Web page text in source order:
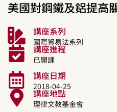
美國對鋼鐵及鋁提高
講座系列
國際貿易法系列
講座進程
已開課
講座日期
2018-04-25
講座地點
理律文教基金會